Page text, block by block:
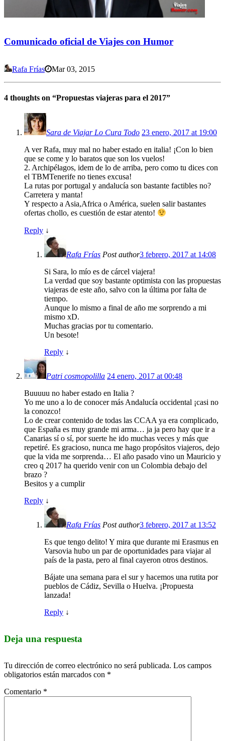
Comunicado oficial de Viajes con Humor
Rafa Frías Mar 03, 2015
4 thoughts on “Propuestas viajeras para el 2017”
Sara de Viajar Lo Cura Todo 23 enero, 2017 at 19:00
A ver Rafa, muy mal no haber estado en italia! ¡Con lo bien
que se come y lo baratos que son los vuelos!
2. Archipélagos, idem de lo de arriba, pero como tu dices con
el TBMTenerife no tienes excusa!
La rutas por portugal y andalucía son bastante factibles no?
Carretera y manta!
Y respecto a Asia,Africa o América, suelen salir bastantes
ofertas chollo, es cuestión de estar atento!
Reply ↓
Rafa Frías Post author3 febrero, 2017 at 14:08
Si Sara, lo mío es de cárcel viajera!
La verdad que soy bastante optimista con las propuestas
viajeras de este año, salvo con la última por falta de
tiempo.
Aunque lo mismo a final de año me sorprendo a mi
mismo xD.
Muchas gracias por tu comentario.
Un besote!
Reply ↓
Patri cosmopolilla 24 enero, 2017 at 00:48
Buuuuu no haber estado en Italia ?
Yo me uno a lo de conocer más Andalucía occidental ¡casi no
la conozco!
Lo de crear contenido de todas las CCAA ya era complicado,
que España es muy grande mi arma… ja ja pero hay que ir a
Canarias sí o sí, por suerte he ido muchas veces y más que
repetiré. Es gracioso, nunca me hago propósitos viajeros, dejo
que la vida me sorprenda… El año pasado vino un Mauricio y
creo q 2017 ha querido venir con un Colombia debajo del
brazo ?
Besitos y a cumplir
Reply ↓
Rafa Frías Post author3 febrero, 2017 at 13:52
Es que tengo delito! Y mira que durante mi Erasmus en
Varsovia hubo un par de oportunidades para viajar al
país de la pasta, pero al final cayeron otros destinos.
Bájate una semana para el sur y hacemos una rutita por
pueblos de Cádiz, Sevilla o Huelva. ¡Propuesta
lanzada!
Reply ↓
Deja una respuesta
Tu dirección de correo electrónico no será publicada. Los campos
obligatorios están marcados con *
Comentario *